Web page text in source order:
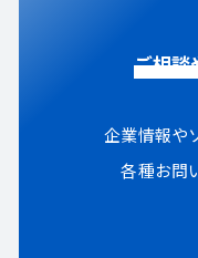
ご相談
企業情報や
各種お問